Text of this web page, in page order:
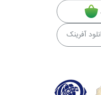
آفرینک